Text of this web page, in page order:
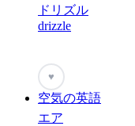
ドリズル
drizzle
♥
空気の英語
エア